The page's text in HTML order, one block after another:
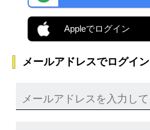
Appleでログイン
メールアドレスでログイン